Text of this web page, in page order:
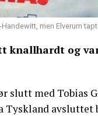
men Elverum
knallhardt og
slutt med Tobias
avsluttet